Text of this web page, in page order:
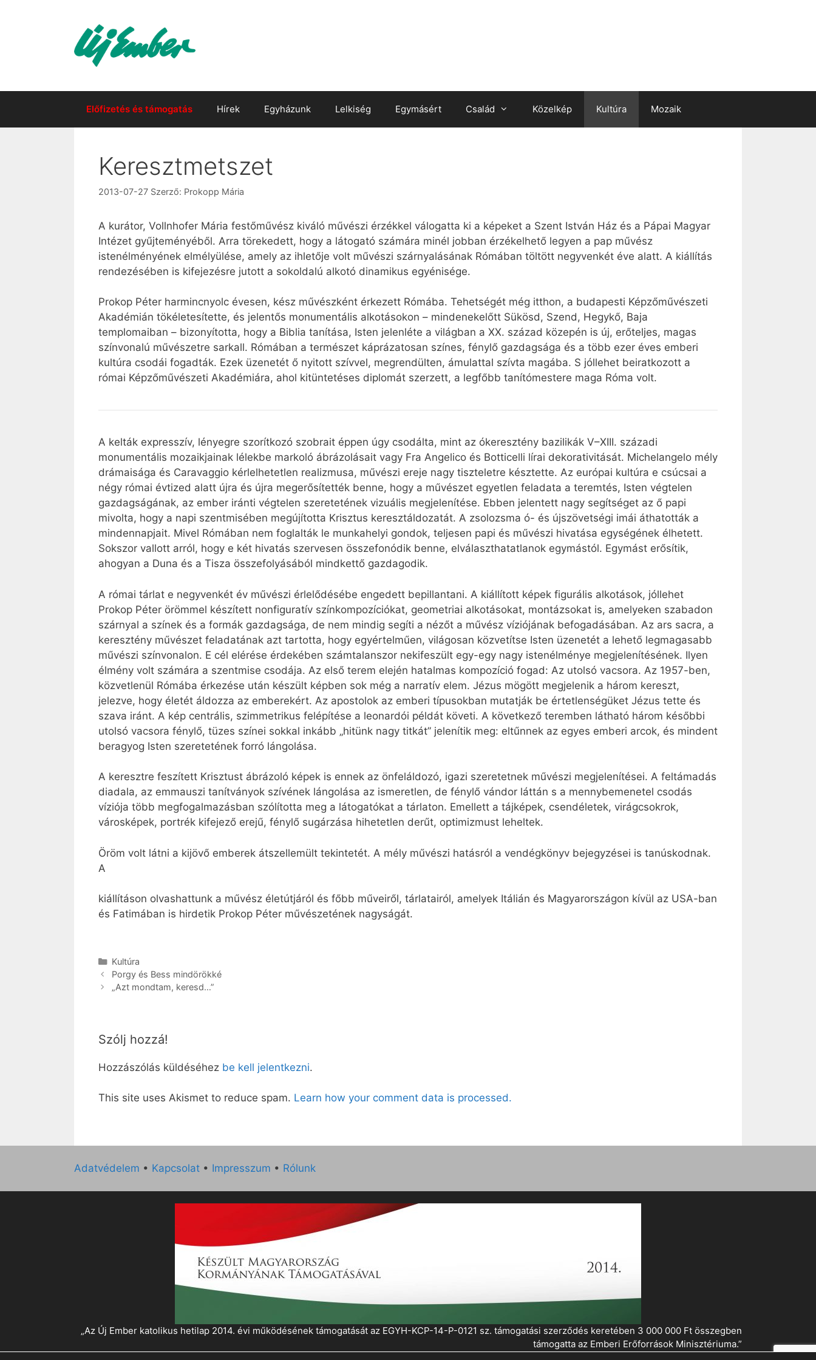
Előfizetés és támogatás Hírek Egyházunk Lelkiség Egymásért Család Közelkép Kultúra Mozaik
Keresztmetszet
2013-07-27 Szerző: Prokopp Mária
A kurátor, Vollnhofer Mária festőművész kiváló művészi érzékkel válogatta ki a képeket a Szent István Ház és a Pápai Magyar
Intézet gyűjteményéből. Arra törekedett, hogy a látogató számára minél jobban érzékelhető legyen a pap művész
istenélményének elmélyülése, amely az ihletője volt művészi szárnyalásának Rómában töltött negyvenkét éve alatt. A kiállítás
rendezésében is kifejezésre jutott a sokoldalú alkotó dinamikus egyénisége.
Prokop Péter harmincnyolc évesen, kész művészként érkezett Rómába. Tehetségét még itthon, a budapesti Képzőművészeti
Akadémián tökéletesítette, és jelentős monumentális alkotásokon – mindenekelőtt Sükösd, Szend, Hegykő, Baja
templomaiban – bizonyította, hogy a Biblia tanítása, Isten jelenléte a világban a XX. század közepén is új, erőteljes, magas
színvonalú művészetre sarkall. Rómában a természet káprázatosan színes, fénylő gazdagsága és a több ezer éves emberi
kultúra csodái fogadták. Ezek üzenetét ő nyitott szívvel, megrendülten, ámulattal szívta magába. S jóllehet beiratkozott a
római Képzőművészeti Akadémiára, ahol kitüntetéses diplomát szerzett, a legfőbb tanítómestere maga Róma volt.
A kelták expresszív, lényegre szorítkozó szobrait éppen úgy csodálta, mint az ókeresztény bazilikák V–XIII. századi
monumentális mozaikjainak lélekbe markoló ábrázolásait vagy Fra Angelico és Botticelli lírai dekorativitását. Michelangelo mély
drámaisága és Caravaggio kérlelhetetlen realizmusa, művészi ereje nagy tiszteletre késztette. Az európai kultúra e csúcsai a
négy római évtized alatt újra és újra megerősítették benne, hogy a művészet egyetlen feladata a teremtés, Isten végtelen
gazdagságának, az ember iránti végtelen szeretetének vizuális megjelenítése. Ebben jelentett nagy segítséget az ő papi
mivolta, hogy a napi szentmisében megújította Krisztus keresztáldozatát. A zsolozsma ó- és újszövetségi imái áthatották a
mindennapjait. Mivel Rómában nem foglalták le munkahelyi gondok, teljesen papi és művészi hivatása egységének élhetett.
Sokszor vallott arról, hogy e két hivatás szervesen összefonódik benne, elválaszthatatlanok egymástól. Egymást erősítik,
ahogyan a Duna és a Tisza összefolyásából mindkettő gazdagodik.
A római tárlat e negyvenkét év művészi érlelődésébe engedett bepillantani. A kiállított képek figurális alkotások, jóllehet
Prokop Péter örömmel készített nonfiguratív színkompozíciókat, geometriai alkotásokat, montázsokat is, amelyeken szabadon
szárnyal a színek és a formák gazdagsága, de nem mindig segíti a nézőt a művész víziójának befogadásában. Az ars sacra, a
keresztény művészet feladatának azt tartotta, hogy egyértelműen, világosan közvetítse Isten üzenetét a lehető legmagasabb
művészi színvonalon. E cél elérése érdekében számtalanszor nekifeszült egy-egy nagy istenélménye megjelenítésének. Ilyen
élmény volt számára a szentmise csodája. Az első terem elején hatalmas kompozíció fogad: Az utolsó vacsora. Az 1957-ben,
közvetlenül Rómába érkezése után készült képben sok még a narratív elem. Jézus mögött megjelenik a három kereszt,
jelezve, hogy életét áldozza az emberekért. Az apostolok az emberi típusokban mutatják be értetlenségüket Jézus tette és
szava iránt. A kép centrális, szimmetrikus felépítése a leonardói példát követi. A következő teremben látható három későbbi
utolsó vacsora fénylő, tüzes színei sokkal inkább „hitünk nagy titkát” jelenítik meg: eltűnnek az egyes emberi arcok, és mindent
beragyog Isten szeretetének forró lángolása.
A keresztre feszített Krisztust ábrázoló képek is ennek az önfeláldozó, igazi szeretetnek művészi megjelenítései. A feltámadás
diadala, az emmauszi tanítványok szívének lángolása az ismeretlen, de fénylő vándor láttán s a mennybemenetel csodás
víziója több megfogalmazásban szólította meg a látogatókat a tárlaton. Emellett a tájképek, csendéletek, virágcsokrok,
városképek, portrék kifejező erejű, fénylő sugárzása hihetetlen derűt, optimizmust leheltek.
Öröm volt látni a kijövő emberek átszellemült tekintetét. A mély művészi hatásról a vendégkönyv bejegyzései is tanúskodnak.
A
kiállításon olvashattunk a művész életútjáról és főbb műveiről, tárlatairól, amelyek Itálián és Magyarországon kívül az USA-ban
és Fatimában is hirdetik Prokop Péter művészetének nagyságát.
Kategória
Kultúra
Porgy és Bess mindörökké
„Azt mondtam, keresd…”
Szólj hozzá!
Hozzászólás küldéséhez be kell jelentkezni.
This site uses Akismet to reduce spam. Learn how your comment data is processed.
Adatvédelem • Kapcsolat • Impresszum • Rólunk
„Az Új Ember katolikus hetilap 2014. évi működésének támogatását az EGYH-KCP-14-P-0121 sz. támogatási szerződés keretében 3 000 000 Ft összegben
támogatta az Emberi Erőforrások Minisztériuma.”